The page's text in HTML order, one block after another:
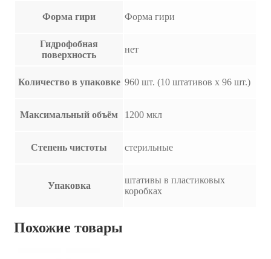
Форма гири Форма гири
Гидрофобная
поверхность
нет
Количество в упаковке 960 шт. (10 штативов х 96 шт.)
Максимальный объём 1200 мкл
Степень чистоты стерильные
Упаковка
штативы в пластиковых
коробках
Похожие товары